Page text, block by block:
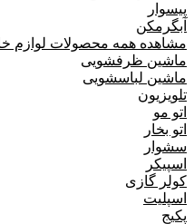
پیسوار
آبگرمکن
مشاهده همه محصولات لوازم
ماشین ظرفشویی
ماشین لباسشویی
تلویزیون
اتو مو
اتو بخار
سشوار
اسپیکر
کولر گازی
اسپلیت
پکیج